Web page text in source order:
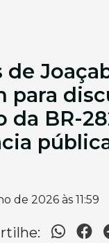
de
para
da BR-
de 2026 às 11:59